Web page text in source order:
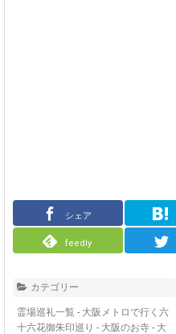
シェア
feedly
カテゴリー
霊場巡礼一覧 - 大阪メトロで行く六
十六花御朱印巡り - 大阪のお寺 - 大